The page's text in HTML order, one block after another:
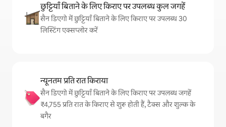
छुट्टियाँ बिताने के लिए किराए पर उपलब्ध कुल जगहें
सैन डिएगो में छुट्टियाँ बिताने के लिए किराए पर उपलब्ध 30
लिस्टिंग एक्सप्लोर करें
न्यूनतम प्रति रात किराया
सैन डिएगो में छुट्टियाँ बिताने के लिए किराए पर उपलब्ध जगहें
₹4,755 प्रति रात के किराए से शुरू होती हैं, टैक्स और शुल्क के
बगैर